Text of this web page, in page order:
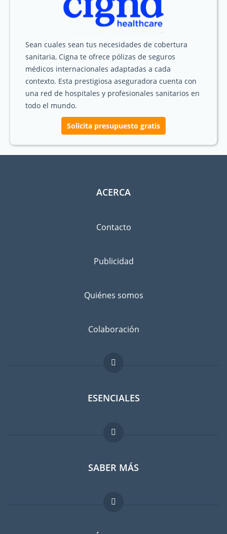
Sean cuales sean tus necesidades de cobertura
sanitaria, Cigna te ofrece pólizas de seguros
médicos internacionales adaptadas a cada
contexto. Esta prestigiosa aseguradora cuenta con
una red de hospitales y profesionales sanitarios en
todo el mundo.
Solicita presupuesto gratis
ACERCA
Contacto
Publicidad
Quiénes somos
Colaboración
ESENCIALES
Foro para expatriados
Guia para expatriados
Trabajos en el extranjero
SABER MÁS
FAQ